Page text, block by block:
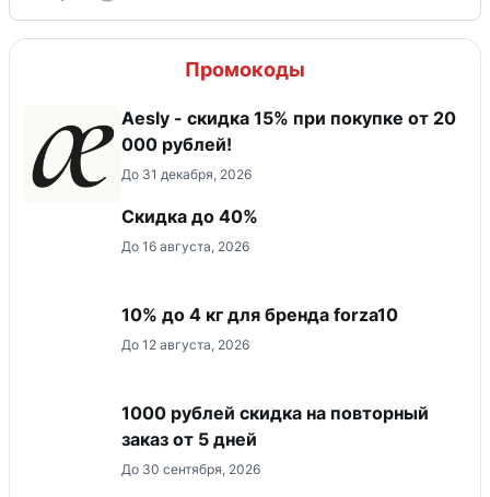
Промокоды
Aesly - скидка 15% при покупке от 20
000 рублей!
До 31 декабря, 2026
Скидка до 40%
До 16 августа, 2026
10% до 4 кг для бренда forza10
До 12 августа, 2026
1000 рублей скидка на повторный
заказ от 5 дней
До 30 сентября, 2026